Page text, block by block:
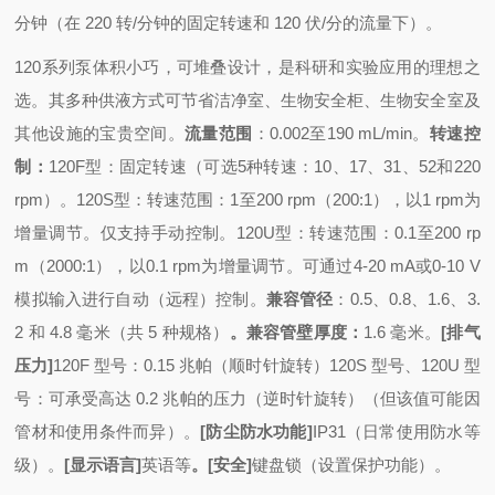
分钟（在 220 转/分钟的固定转速和 120 伏/分的流量下）。
120系列泵体积小巧，可堆叠设计，是科研和实验应用的理想之
选。其多种供液方式可节省洁净室、生物安全柜、生物安全室及
其他设施的宝贵空间。流量范围 ：0.002至190 mL/min。 转速控
制： 120F型：固定转速（可选5种转速：10、17、31、52和220
rpm） 。120S型：转速范围：1至200 rpm（200:1），以1 rpm为
增量调节。仅支持手动控制。120U型：转速范围：0.1至200 rp
m（2000:1），以0.1 rpm为增量调节。可通过4-20 mA或0-10 V
模拟输入进行自动（远程）控制。 兼容管径 ：0.5、0.8、1.6、3.
2 和 4.8 毫米（共 5 种规格） 。兼容管壁厚度： 1.6 毫米。 [排气
压力]120F 型号：0.15 兆帕（顺时针旋转） 120S 型号、120U 型
号：可承受高达 0.2 兆帕的压力（逆时针旋转）（但该值可能因
管材和使用条件而异）。 [防尘防水功能]IP31（日常使用防水等
级）。 [显示语言]英语等。[安全]键盘锁（设置保护功能）。